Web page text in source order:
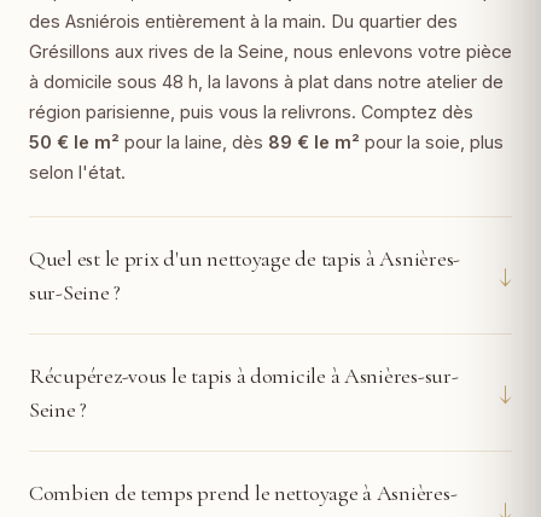
des Asniérois entièrement à la main. Du quartier des
Grésillons aux rives de la Seine, nous enlevons votre pièce
à domicile sous 48 h, la lavons à plat dans notre atelier de
région parisienne, puis vous la relivrons. Comptez dès
50 € le m² pour la laine, dès 89 € le m² pour la soie, plus
selon l'état.
Quel est le prix d'un nettoyage de tapis à Asnières-
sur-Seine ?
↓
Récupérez-vous le tapis à domicile à Asnières-sur-
Seine ?
↓
Combien de temps prend le nettoyage à Asnières-
↓